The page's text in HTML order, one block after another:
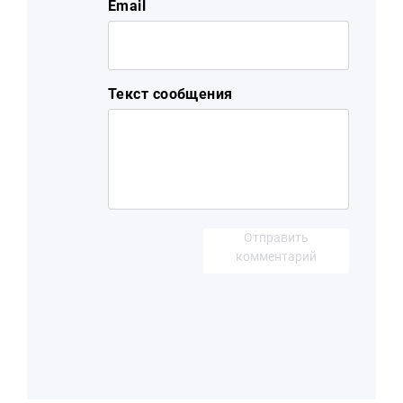
Email
Текст сообщения
Отправить
комментарий